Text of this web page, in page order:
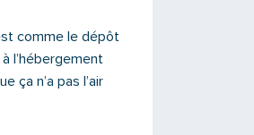
comme le dépôt
l’hébergement
ça n’a pas l’air